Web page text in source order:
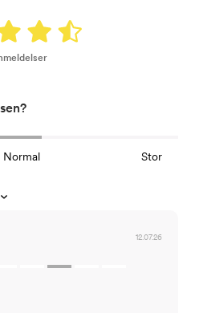
Normal Stor
12.07.26